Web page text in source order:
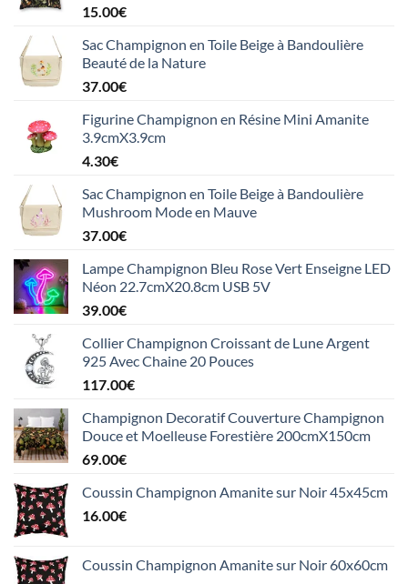
15.00€
Sac Champignon en Toile Beige à Bandoulière
Beauté de la Nature
37.00€
Figurine Champignon en Résine Mini Amanite
3.9cmX3.9cm
4.30€
Sac Champignon en Toile Beige à Bandoulière
Mushroom Mode en Mauve
37.00€
Lampe Champignon Bleu Rose Vert Enseigne LED
Néon 22.7cmX20.8cm USB 5V
39.00€
Collier Champignon Croissant de Lune Argent
925 Avec Chaine 20 Pouces
117.00€
Champignon Decoratif Couverture Champignon
Douce et Moelleuse Forestière 200cmX150cm
69.00€
Coussin Champignon Amanite sur Noir 45x45cm
16.00€
Coussin Champignon Amanite sur Noir 60x60cm